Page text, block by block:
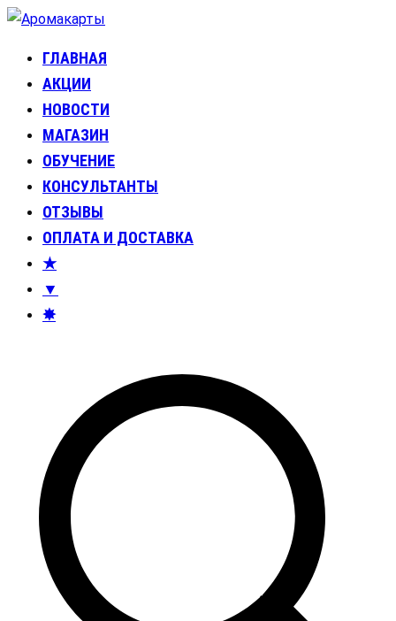
Перейти
содержимому
Аромакарты
Психологические эфирные карты • Аромапсихология
ГЛАВНАЯ
АКЦИИ
НОВОСТИ
МАГАЗИН
ОБУЧЕНИЕ
КОНСУЛЬТАНТЫ
ОТЗЫВЫ
ОПЛАТА И ДОСТАВКА
★
▼
✸